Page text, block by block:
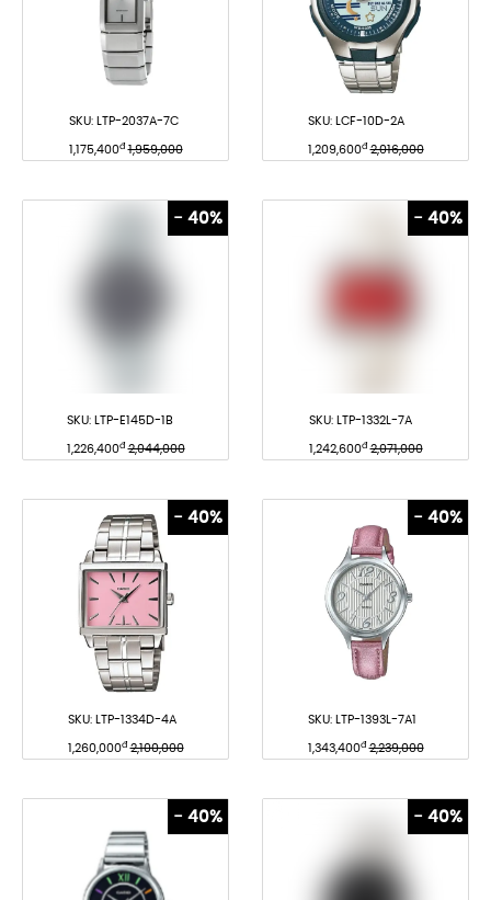
SKU:LTP-2037A-7C
1,175,400đ 1,959,000
SKU:LCF-10D-2A
1,209,600đ 2,016,000
- 40%
SKU:LTP-E145D-1B
1,226,400đ 2,044,000
- 40%
SKU:LTP-1332L-7A
1,242,600đ 2,071,000
- 40%
SKU:LTP-1334D-4A
1,260,000đ 2,100,000
- 40%
SKU:LTP-1393L-7A1
1,343,400đ 2,239,000
- 40% - 40%